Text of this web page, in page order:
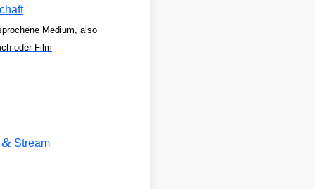
Medium, also
oder Film
& Stream